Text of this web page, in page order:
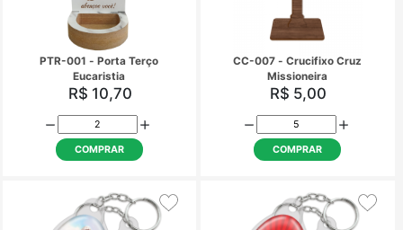
Ordem Alfabética
PTR-001 - Porta Terço
Eucaristia
R$ 10,70
COMPRAR
CC-007 - Crucifixo
Missioneira
R$ 5,00
COMPRAR